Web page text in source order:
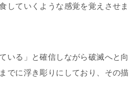
していくような感覚を覚えさせま
いる」と確信しながら破滅へと向
でに浮き彫りにしており、その描